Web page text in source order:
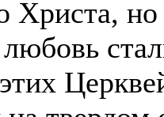
но